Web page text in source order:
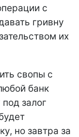
с
гривну
их
свопы с
банк
залог
но завтра за